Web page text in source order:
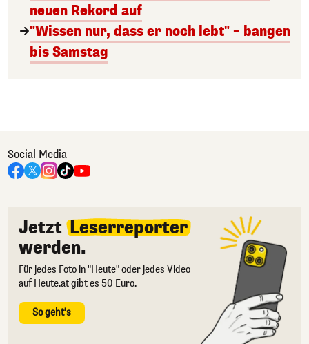
neuen Rekord auf
"Wissen nur, dass er noch lebt" – bangen
bis Samstag
Social Media
Jetzt Leserreporter
werden.
Für jedes Foto in "Heute" oder jedes Video
auf Heute.at gibt es 50 Euro.
So geht's